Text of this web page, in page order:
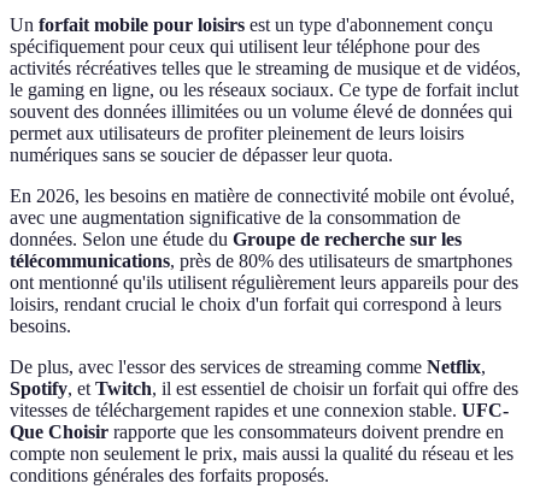
Un forfait mobile pour loisirs est un type d'abonnement conçu
spécifiquement pour ceux qui utilisent leur téléphone pour des
activités récréatives telles que le streaming de musique et de vidéos,
le gaming en ligne, ou les réseaux sociaux. Ce type de forfait inclut
souvent des données illimitées ou un volume élevé de données qui
permet aux utilisateurs de profiter pleinement de leurs loisirs
numériques sans se soucier de dépasser leur quota.
En 2026, les besoins en matière de connectivité mobile ont évolué,
avec une augmentation significative de la consommation de
données. Selon une étude du Groupe de recherche sur les
télécommunications, près de 80% des utilisateurs de smartphones
ont mentionné qu'ils utilisent régulièrement leurs appareils pour des
loisirs, rendant crucial le choix d'un forfait qui correspond à leurs
besoins.
De plus, avec l'essor des services de streaming comme Netflix,
Spotify, etTwitch, il est essentiel de choisir un forfait qui offre des
vitesses de téléchargement rapides et une connexion stable. UFC-
Que Choisir rapporte que les consommateurs doivent prendre en
compte non seulement le prix, mais aussi la qualité du réseau et les
conditions générales des forfaits proposés.